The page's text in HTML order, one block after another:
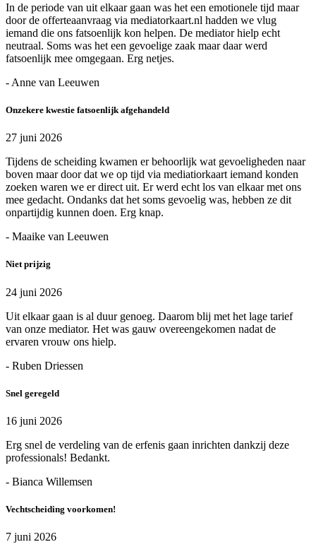
In de periode van uit elkaar gaan was het een emotionele tijd maar
door de offerteaanvraag via mediatorkaart.nl hadden we vlug
iemand die ons fatsoenlijk kon helpen. De mediator hielp echt
neutraal. Soms was het een gevoelige zaak maar daar werd
fatsoenlijk mee omgegaan. Erg netjes.
- Anne van Leeuwen
Onzekere kwestie fatsoenlijk afgehandeld
27 juni 2026
Tijdens de scheiding kwamen er behoorlijk wat gevoeligheden naar
boven maar door dat we op tijd via mediatiorkaart iemand konden
zoeken waren we er direct uit. Er werd echt los van elkaar met ons
mee gedacht. Ondanks dat het soms gevoelig was, hebben ze dit
onpartijdig kunnen doen. Erg knap.
- Maaike van Leeuwen
Niet prijzig
24 juni 2026
Uit elkaar gaan is al duur genoeg. Daarom blij met het lage tarief
van onze mediator. Het was gauw overeengekomen nadat de
ervaren vrouw ons hielp.
- Ruben Driessen
Snel geregeld
16 juni 2026
Erg snel de verdeling van de erfenis gaan inrichten dankzij deze
professionals! Bedankt.
- Bianca Willemsen
Vechtscheiding voorkomen!
7 juni 2026